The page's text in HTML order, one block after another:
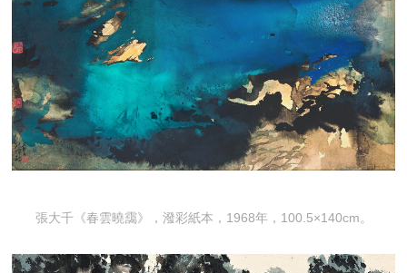
張大千《春雲曉靄》，潑彩紙本，1968年，100.5×140cm。